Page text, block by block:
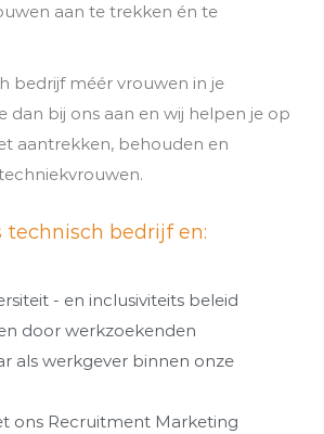
aan te trekken én te
bedrijf méér vrouwen in je
dan bij ons aan en wij helpen je op
aantrekken, behouden en
technisch bedrijf en:
- en inclusiviteits beleid
door werkzoekenden
als werkgever binnen onze
ons Recruitment Marketing